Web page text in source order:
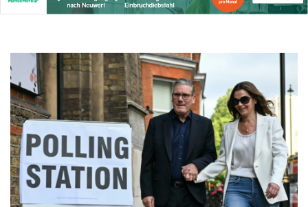
BIF 3451.157116
BMD 1.156136
BRL 5.876989
BSD 1.152686
BTN 109.688637
BWP 15.558807
BYN 3.432357
22660.258427
BZD 2.318271
CAD 1.61333
CDF